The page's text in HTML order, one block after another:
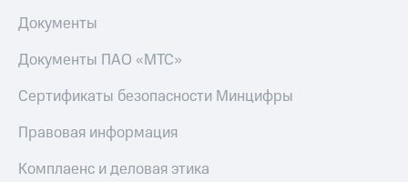
Документы
Документы ПАО «МТС»
Сертификаты безопасности Минцифры
Правовая информация
Комплаенс и деловая этика